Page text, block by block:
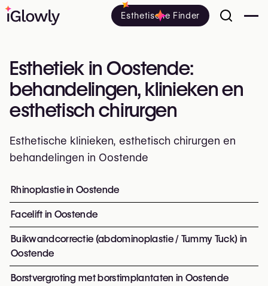
Esthetische Finder
Esthetiek in Oostende:
behandelingen, klinieken en
esthetisch chirurgen
Esthetische klinieken, esthetisch chirurgen en
behandelingen in Oostende
Alles over esthetiek in Oostende: klinieken, esthetisch
Top ingrepen en
Rhinoplastie in Oostende
Facelift in Oostende
Buikwandcorrectie (abdominoplastie / Tummy Tuck) in
Oostende
Borstvergroting met borstimplantaten in Oostende